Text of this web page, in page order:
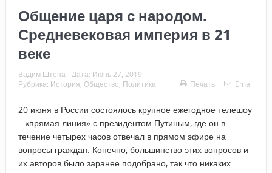
Общение царя с народом.
Средневековая империя в 21
веке
Вадим Штепа Дата: Июнь 27, 2019
Рубрика: История Общество Политика Печать Email
20 июня в России состоялось крупное ежегодное телешоу
– «прямая линия» с президентом Путиным, где он в
течение четырех часов отвечал в прямом эфире на
вопросы граждан. Конечно, большинство этих вопросов и
их авторов было заранее подобрано, так что никаких